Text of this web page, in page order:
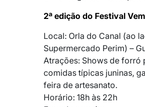
2ª edição do Festival
Local: Orla do Canal (ao
Supermercado Perim) –
Atrações: Shows de forró
comidas típicas juninas,
feira de artesanato.
Horário: 18h às 22h